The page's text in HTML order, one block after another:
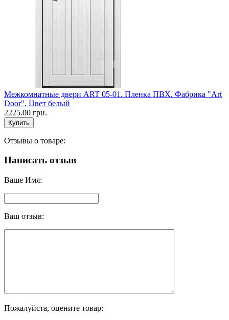
Межкомнатные двери ART 05-01. Пленка ПВХ. Фабрика "Art
Door". Цвет белый
2225.00 грн.
Отзывы о товаре:
Написать отзыв
Ваше Имя:
Ваш отзыв:
Пожалуйста, оцените товар: